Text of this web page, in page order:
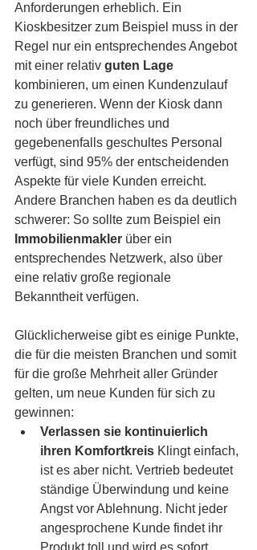
Anforderungen erheblich. Ein
Kioskbesitzer zum Beispiel muss in der
Regel nur ein entsprechendes Angebot
mit einer relativ guten Lage
kombinieren, um einen Kundenzulauf
zu generieren. Wenn der Kiosk dann
noch über freundliches und
gegebenenfalls geschultes Personal
verfügt, sind 95% der entscheidenden
Aspekte für viele Kunden erreicht.
Andere Branchen haben es da deutlich
schwerer: So sollte zum Beispiel ein
Immobilienmakler über ein
entsprechendes Netzwerk, also über
eine relativ große regionale
Bekanntheit verfügen.
Glücklicherweise gibt es einige Punkte,
die für die meisten Branchen und somit
für die große Mehrheit aller Gründer
gelten, um neue Kunden für sich zu
gewinnen:
Verlassen sie kontinuierlich
ihren Komfortkreis Klingt einfach,
ist es aber nicht. Vertrieb bedeutet
ständige Überwindung und keine
Angst vor Ablehnung. Nicht jeder
angesprochene Kunde findet ihr
Produkt toll und wird es sofort